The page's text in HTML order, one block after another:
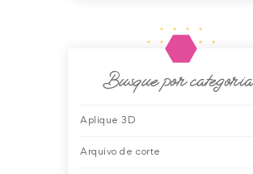
Busque por
Aplique 3D
Arquivo de corte